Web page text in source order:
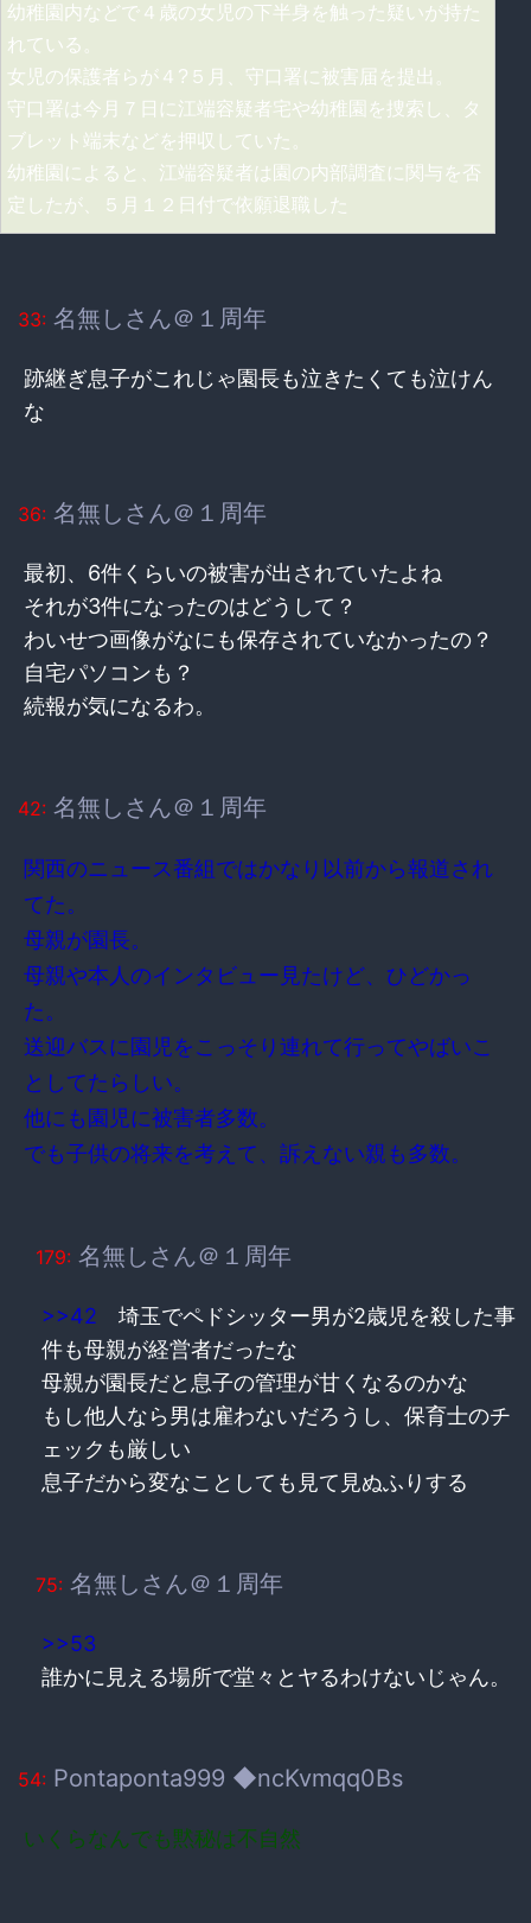
幼稚園内などで４歳の女児の下半身を触った疑いが持た
れている。
女児の保護者らが４?５月、守口署に被害届を提出。
守口署は今月７日に江端容疑者宅や幼稚園を捜索し、タ
ブレット端末などを押収していた。
幼稚園によると、江端容疑者は園の内部調査に関与を否
定したが、５月１２日付で依願退職した
33: 名無しさん＠１周年
跡継ぎ息子がこれじゃ園長も泣きたくても泣けん
な
36: 名無しさん＠１周年
最初、6件くらいの被害が出されていたよね
それが3件になったのはどうして？
わいせつ画像がなにも保存されていなかったの？
自宅パソコンも？
続報が気になるわ。
42: 名無しさん＠１周年
関西のニュース番組ではかなり以前から報道され
てた。
母親が園長。
母親や本人のインタビュー見たけど、ひどかっ
た。
送迎バスに園児をこっそり連れて行ってやばいこ
としてたらしい。
他にも園児に被害者多数。
でも子供の将来を考えて、訴えない親も多数。
179: 名無しさん＠１周年
>>42 埼玉でペドシッター男が2歳児を殺した事
件も母親が経営者だったな
母親が園長だと息子の管理が甘くなるのかな
もし他人なら男は雇わないだろうし、保育士のチ
ェックも厳しい
息子だから変なことしても見て見ぬふりする
75: 名無しさん＠１周年
>>53
誰かに見える場所で堂々とヤるわけないじゃん。
54: Pontaponta999 ◆ncKvmqq0Bs
いくらなんでも黙秘は不自然